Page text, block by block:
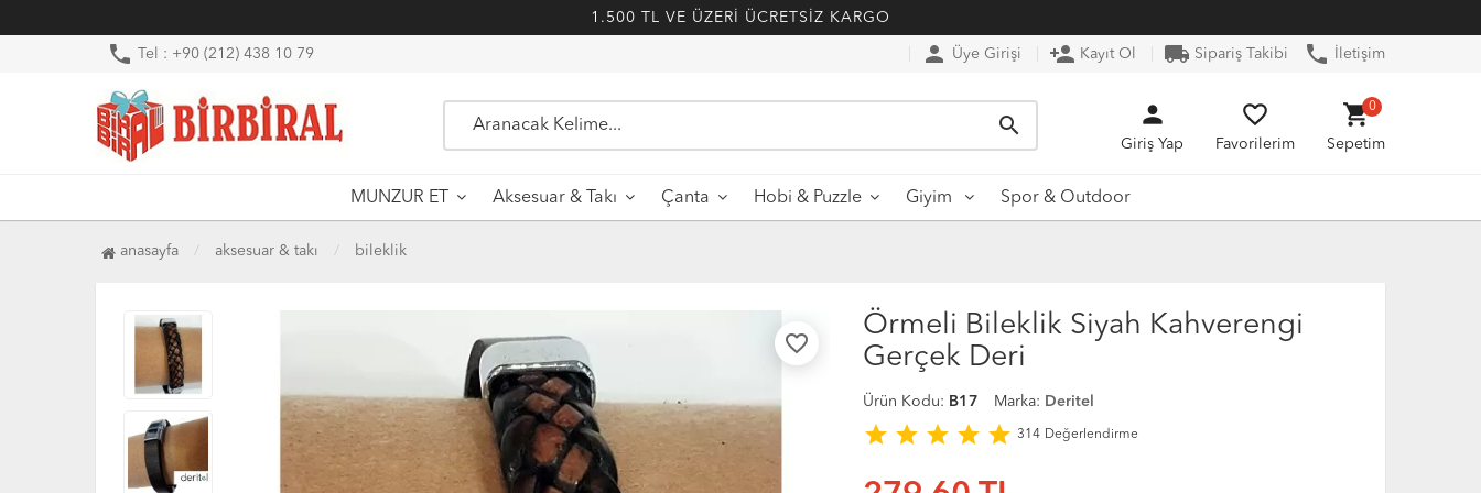
1.500 TL VE ÜZERİ ÜCRETSİZ KARGO
phone Tel : +90 (212) 438 10 79 person Üye Girişi person_add Kayıt Ol local_shipping Sipariş Takibi phone İletişim
search person
Giriş Yap
favorite_border
Favorilerim
shopping_cart
Sepetim
0
MUNZUR ET Aksesuar & Takı Çanta Hobi & Puzzle Giyim Spor & Outdoor
anasayfa aksesuar & takı bileklik
favorite_border
Örmeli Bileklik Siyah Kahverengi
Gerçek Deri
Ürün Kodu: B17 Marka: Deritel
star star star star star 314 Değerlendirme